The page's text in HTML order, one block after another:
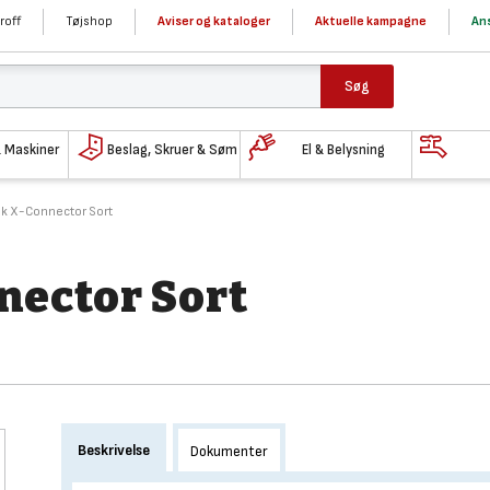
Tøjshop Aviser og kataloger Aktuelle kampagne
Søg
Beslag, Skruer & Søm El & Belysning
X-Connector Sort
Sort
Beskrivelse Dokumenter